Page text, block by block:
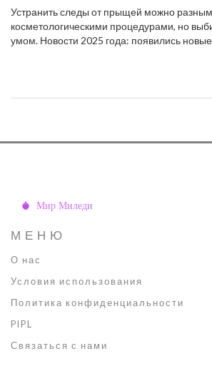
Устранить следы от прыщей можно
косметологическими процедурами, но
умом. Новости 2025 года: появились
собраны реальные факты, лайфхаки и
МЕНЮ
О нас
Условия использования
Политика конфиденциальности
PIPL
Связаться с нами